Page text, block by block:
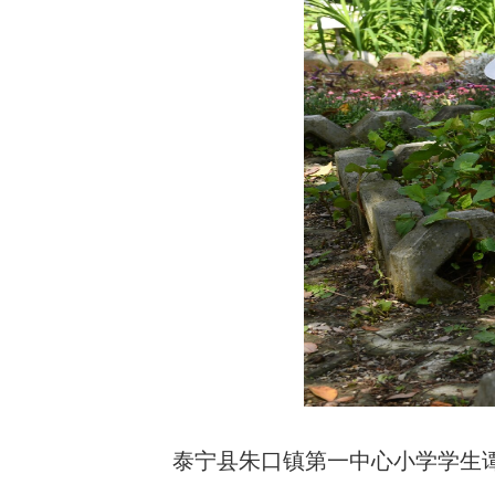
泰宁县朱口镇第一中心小学学生